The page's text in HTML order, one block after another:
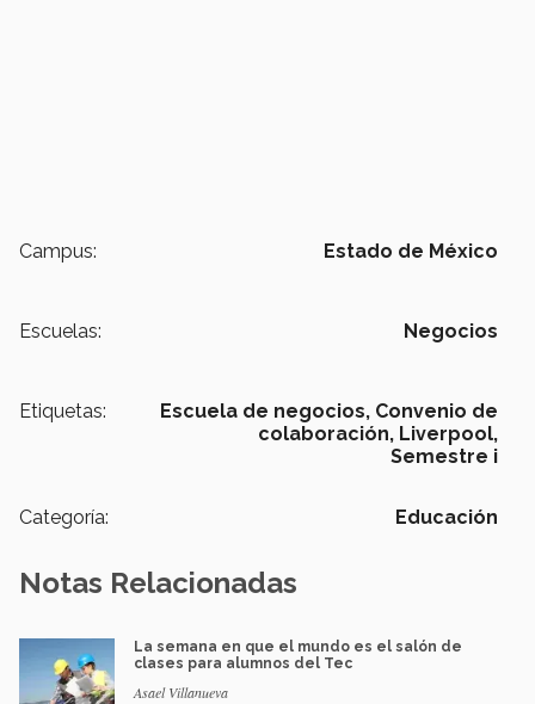
Campus: Estado de México
Escuelas: Negocios
Etiquetas: Escuela de negocios, Convenio de
colaboración, Liverpool,
Semestre i
Categoría: Educación
Notas Relacionadas
La semana en que el mundo es el salón de
clases para alumnos del Tec
Asael Villanueva